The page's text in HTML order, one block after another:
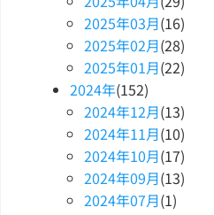
2025年03月(16)
2025年02月(28)
2025年01月(22)
2024年(152)
2024年12月(13)
2024年11月(10)
2024年10月(17)
2024年09月(13)
2024年07月(1)